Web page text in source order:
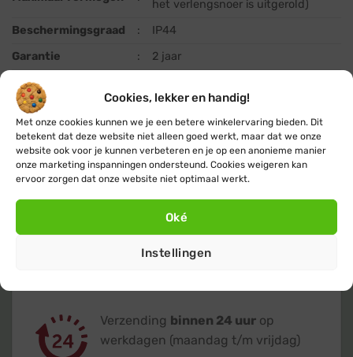
Cookies, lekker en handig!
Met onze cookies kunnen we je een betere winkelervaring bieden. Dit
betekent dat deze website niet alleen goed werkt, maar dat we onze
website ook voor je kunnen verbeteren en je op een anonieme manier
onze marketing inspanningen ondersteund. Cookies weigeren kan
ervoor zorgen dat onze website niet optimaal werkt.
Oké
Instellingen
het verlengsnoer is uitgerold)
Beschermingsgraad
:
IP44
Garantie
: 2 jaar
Gratisof lage (€ 3,95) verzendkosten
voor heel Nederland & België
Verzending binnen 24 uur op
werkdagen (maandag t/m vrijdag)